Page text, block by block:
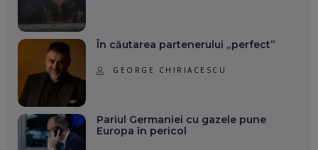
În căutarea partenerului „perfect”
GEORGE CHIRIACESCU
Pariul Germaniei cu gazele pune
Europa în pericol